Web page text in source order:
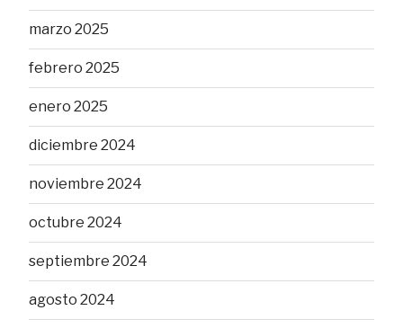
marzo 2025
febrero 2025
enero 2025
diciembre 2024
noviembre 2024
octubre 2024
septiembre 2024
agosto 2024